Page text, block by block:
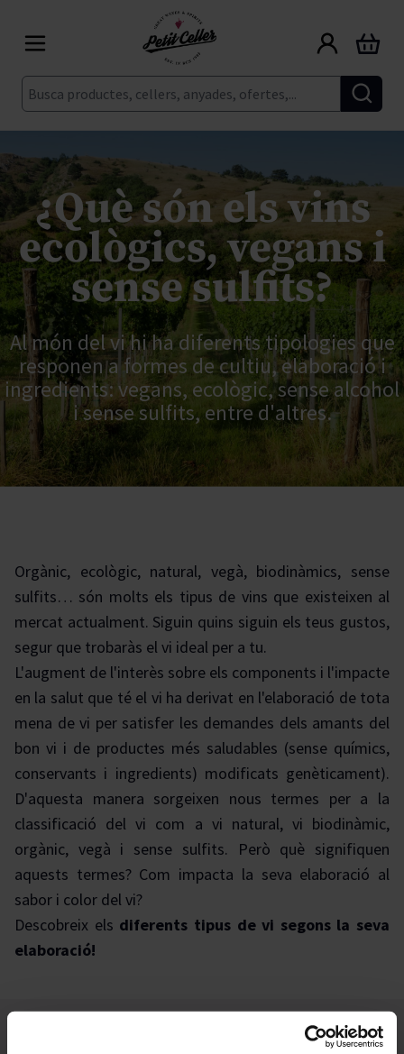
Cerca
Cart
¿Què són els vins
ecològics, vegans i
sense sulfits?
Al món del vi hi ha diferents tipologies que
responen a formes de cultiu, elaboració i
ingredients: vegans, ecològic, sense alcohol
i sense sulfits, entre d'altres.
Orgànic, ecològic, natural, vegà, biodinàmics, sense
sulfits… són molts els tipus de vins que existeixen al
mercat actualment. Siguin quins siguin els teus gustos,
segur que trobaràs el vi ideal per a tu.
L'augment de l'interès sobre els components i l'impacte
en la salut que té el vi ha derivat en l'elaboració de tota
mena de vi per satisfer les demandes dels amants del
bon vi i de productes més saludables (sense químics,
conservants i ingredients) modificats genèticament).
D'aquesta manera sorgeixen nous termes per a la
classificació del vi com a vi natural, vi biodinàmic,
orgànic, vegà i sense sulfits. Però què signifiquen
aquests termes? Com impacta la seva elaboració al
sabor i color del vi?
Descobreix els diferents tipus de vi segons la seva
elaboració!